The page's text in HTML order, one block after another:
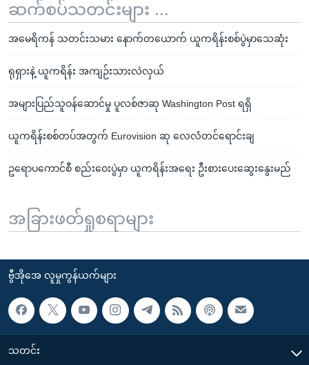
ဆက်စပ်သတင်းများ ...
အမေရိကန် သတင်းသမား နောက်တယောက် ယူကရိန်းစစ်ပွဲမှာသေဆုံး
ရုရှားနဲ့ ယူကရိန်း အကျဉ်းသားလဲလှယ်
အများပြည်သူဝန်ဆောင်မှု ပူလစ်ဇာဆု Washington Post ရရှိ
ယူကရိန်းစစ်တပ်အတွက် Eurovision ဆု လေလံတင်ရောင်းချ
ဥရောပကောင်စီ စည်းဝေးပွဲမှာ ယူကရိန်းအရေး ဦးစားပေးဆွေးနွေးမည်
အခြားဖတ်ရှုစရာများ
ဗွီအိုအေ လူမှုကွန်ယက်များ
သတင်း